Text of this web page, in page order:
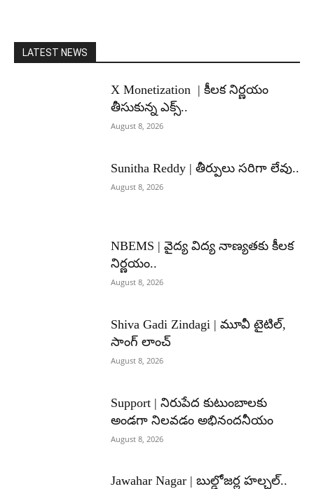
LATEST NEWS
X Monetization | కీలక నిర్ణయం
తీసుకున్న ఎక్స్..
August 8, 2026
Sunitha Reddy | తీర్పులు సరిగా లేవు..
August 8, 2026
NBEMS | వైద్య విద్య నాణ్యతకు కీలక
నిర్ణయం..
August 8, 2026
Shiva Gadi Zindagi | మూవీ టైటిల్,
సాంగ్ లాంచ్
August 8, 2026
Support | నిరుపేద కుటుంబాలకు
అండగా నిలవడం అభినందనీయం
August 8, 2026
Jawahar Nagar | బుల్డోజర్ల హల్చల్..